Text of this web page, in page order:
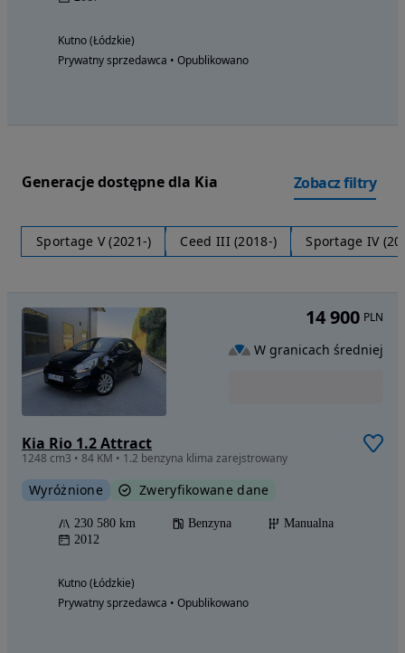
Kutno (Łódzkie)
Prywatny sprzedawca • Opublikowano
Generacje dostępne dla Kia Zobacz filtry
Sportage V (2021-) Ceed III (2018-) Sportage IV
Kia Rio 1.2 Attract
1248 cm3 • 84 KM • 1.2 benzyna klima zarejstrowany
Wyróżnione Zweryfikowane dane
230 580 km Benzyna
Manualna
2012
Kutno (Łódzkie)
Prywatny sprzedawca • Opublikowano
14 900 PLN
W granicach średniej